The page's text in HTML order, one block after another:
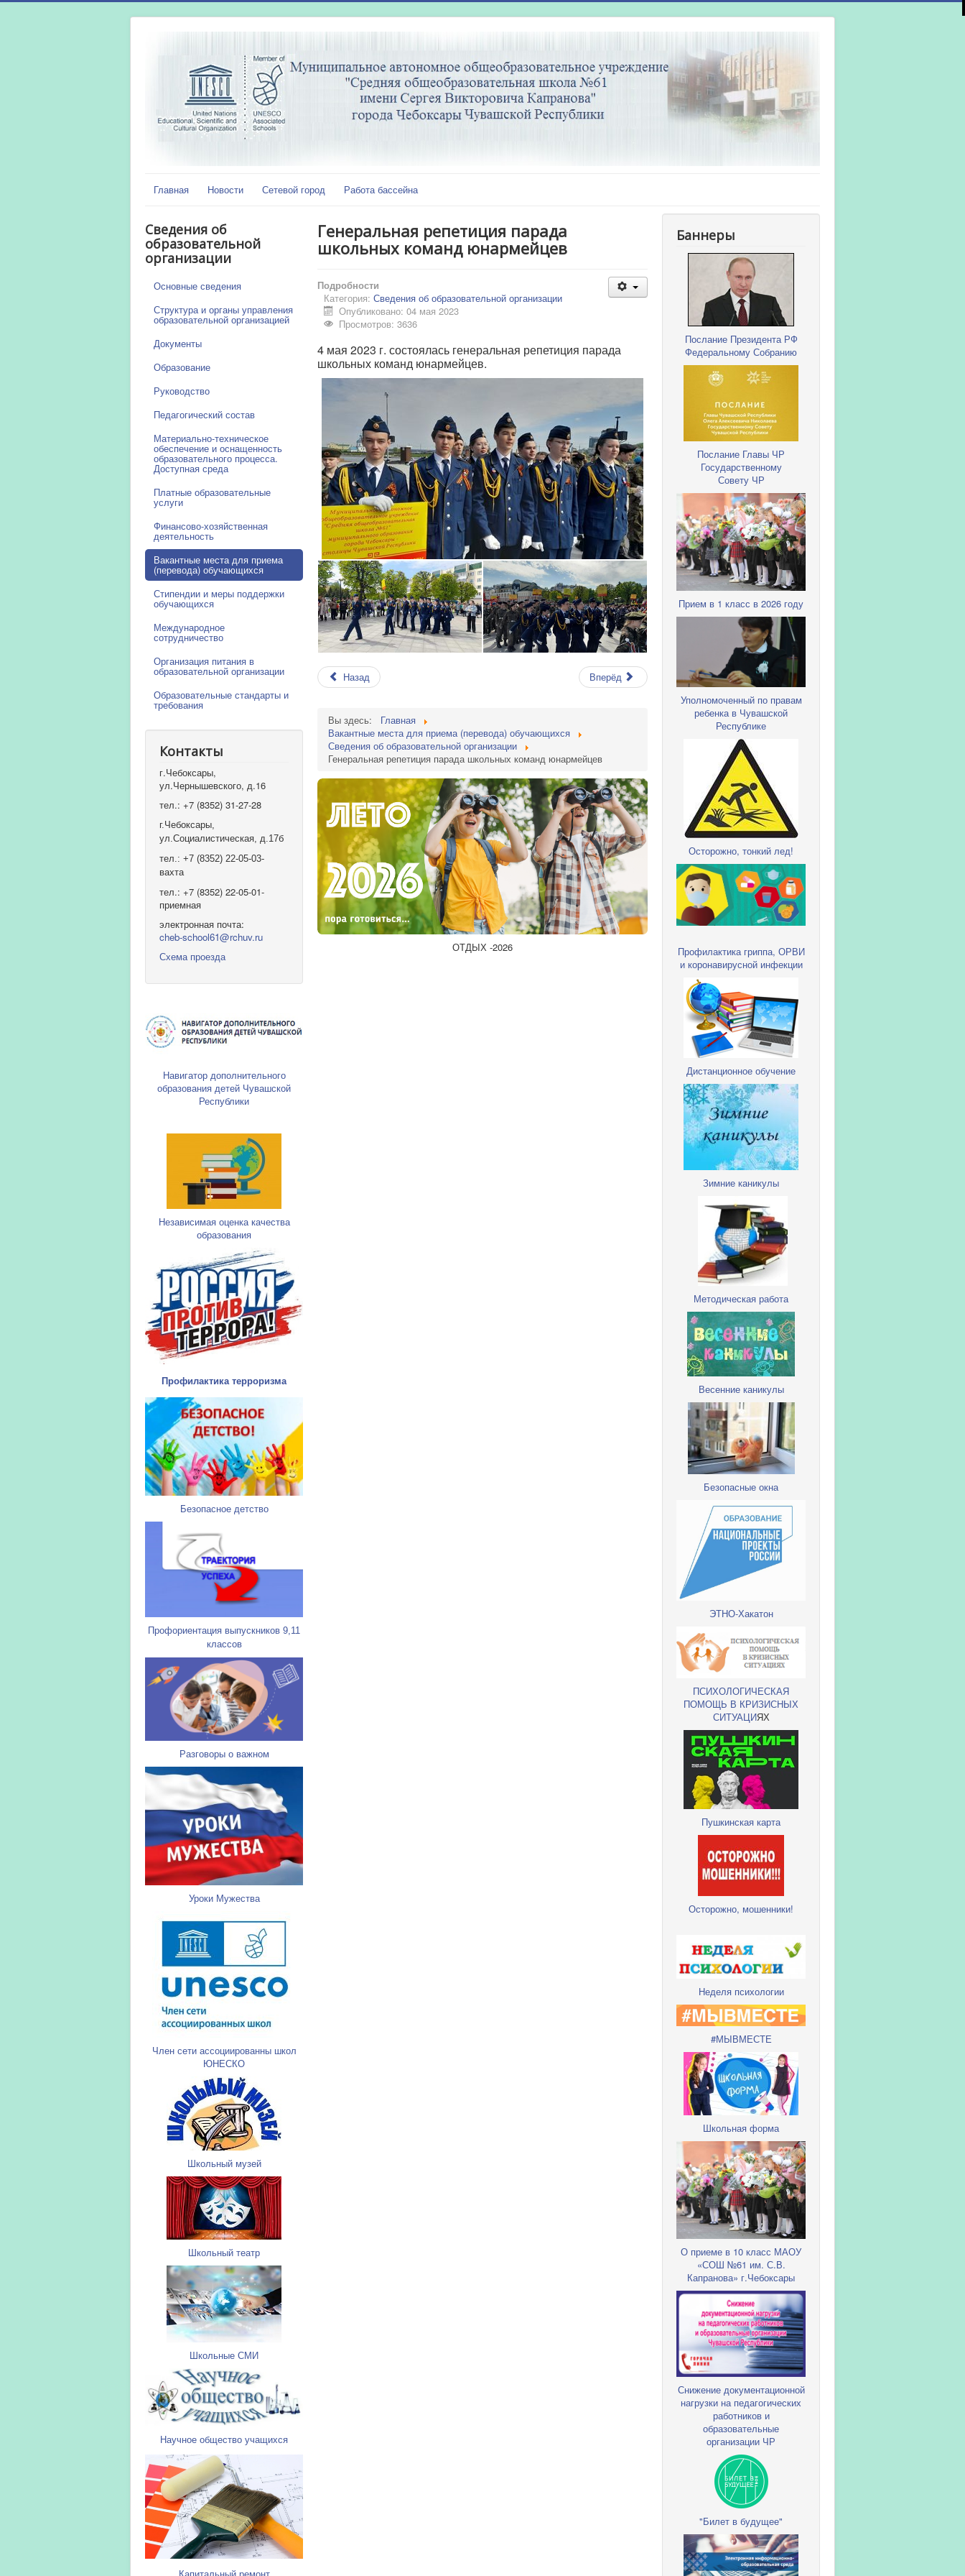
Главная Новости Сетевой город Работа бассейна
Сведения об
образовательной
организации
Основные сведения
Структура и органы управления
образовательной организацией
Документы
Образование
Руководство
Педагогический состав
Материально-техническое
обеспечение и оснащенность
образовательного процесса.
Доступная среда
Платные образовательные
услуги
Финансово-хозяйственная
деятельность
Вакантные места для приема
(перевода) обучающихся
Стипендии и меры поддержки
обучающихся
Международное
сотрудничество
Организация питания в
образовательной организации
Образовательные стандарты и
требования
Контакты
г.Чебоксары,
ул.Чернышевского, д.16
тел.: +7 (8352) 31-27-28
г.Чебоксары,
ул.Социалистическая, д.17б
тел.: +7 (8352) 22-05-03-
вахта
тел.: +7 (8352) 22-05-01-
приемная
электронная почта:
cheb-school61@rchuv.ru
Схема проезда
Навигатор дополнительного
образования детей Чувашской
Республики
Независимая оценка качества
образования
Профилактика терроризма
Безопасное детство
Профориентация выпускников 9,11
классов
Разговоры о важном
Уроки Мужества
Член сети ассоциированны школ
ЮНЕСКО
Школьный музей
Школьный театр
Школьные СМИ
Научное общество учащихся
Генеральная репетиция парада
школьных команд юнармейцев
Подробности
Категория: Сведения об образовательной организации
Опубликовано: 04 мая 2023
Просмотров: 3636
4 мая 2023 г. состоялась генеральная репетиция парада
школьных команд юнармейцев.
Назад Вперёд
Вы здесь:
Главная
Вакантные места для приема (перевода) обучающихся
Сведения об образовательной организации
Генеральная репетиция парада школьных команд юнармейцев
ОТДЫХ -2026
Баннеры
Послание Президента РФ
Федеральному Собранию
Послание Главы ЧР
Государственному
Совету ЧР
Прием в 1 класс в 2026 году
Уполномоченный по правам
ребенка в Чувашской
Республике
Осторожно, тонкий лед!
Профилактика гриппа, ОРВИ
и коронавирусной инфекции
Дистанционное обучение
Зимние каникулы
Методическая работа
Весенние каникулы
Безопасные окна
ЭТНО-Хакатон
ПСИХОЛОГИЧЕСКАЯ
ПОМОЩЬ В КРИЗИСНЫХ
СИТУАЦИЯХ
Пушкинская карта
Осторожно, мошенники!
Неделя психологии
#МЫВМЕСТЕ
Школьная форма
О приеме в 10 класс МАОУ
«СОШ №61 им. С.В.
Капранова» г.Чебоксары
Снижение документационной
нагрузки на педагогических
работников и
образовательные
организации ЧР
"Билет в будущее"